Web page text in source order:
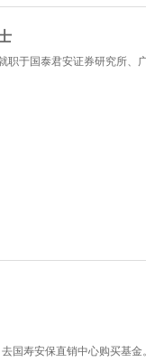
职于国泰君安证券研究所、
国寿安保直销中心购买基金